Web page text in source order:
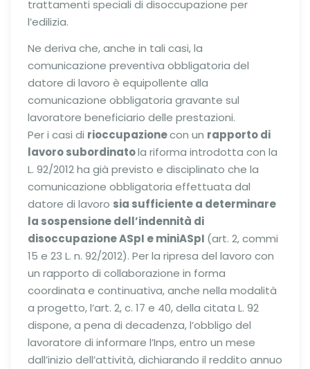
trattamenti speciali di disoccupazione per
l’edilizia.
Ne deriva che, anche in tali casi, la
comunicazione preventiva obbligatoria del
datore di lavoro è equipollente alla
comunicazione obbligatoria gravante sul
lavoratore beneficiario delle prestazioni.
Per i casi di rioccupazionecon un rapporto di
lavoro subordinatola riforma introdotta con la
L. 92/2012 ha già previsto e disciplinato che la
comunicazione obbligatoria effettuata dal
datore di lavoro sia sufficiente a determinare
la sospensione dell’indennità di
disoccupazione ASpI e miniASpI (art. 2, commi
15 e 23 L. n. 92/2012). Per la ripresa del lavoro con
un rapporto di collaborazione in forma
coordinata e continuativa, anche nella modalità
a progetto, l’art. 2, c. 17 e 40, della citata L. 92
dispone, a pena di decadenza, l’obbligo del
lavoratore di informare l’Inps, entro un mese
dall’inizio dell’attività, dichiarando il reddito annuo